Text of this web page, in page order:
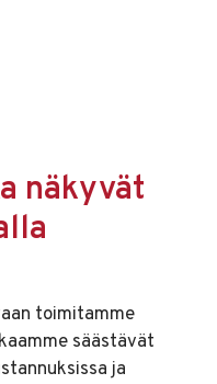
näkyvät
toimitamme
säästävät
ja